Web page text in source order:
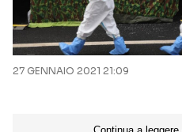
27 GENNAIO 2021 21:09